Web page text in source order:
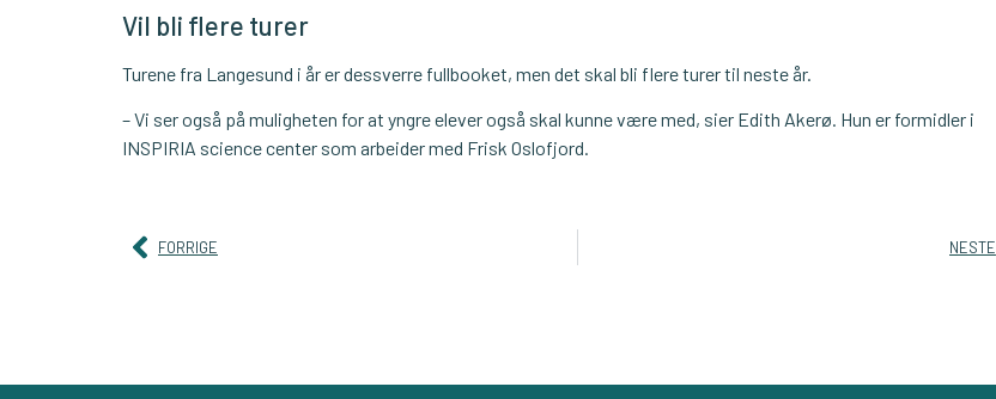
Vil bli flere turer
Turene fra Langesund i år er dessverre fullbooket, men det skal bli flere turer til neste år.
– Vi ser også på muligheten for at yngre elever også skal kunne være med, sier Edith Akerø. Hun er formidler i
INSPIRIA science center som arbeider med Frisk Oslofjord.
FORRIGE NESTE